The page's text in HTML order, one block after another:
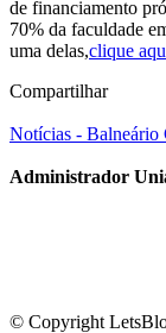
de financiamento
70% da faculdade
uma delas,clique
Compartilhar
Notícias - Balneário
Administrador
© Copyright